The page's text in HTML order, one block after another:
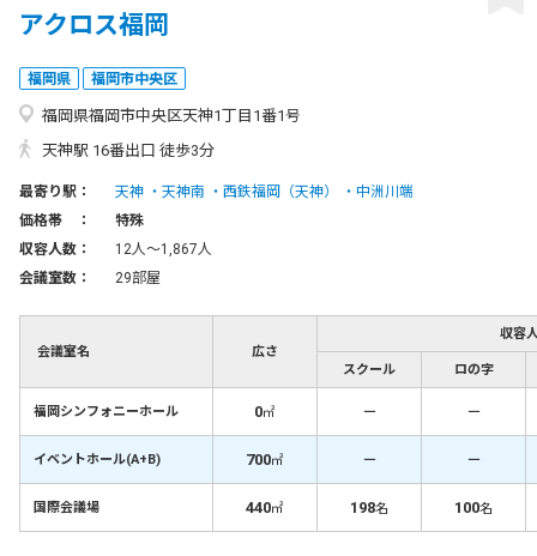
アクロス福岡
福岡県 福岡市中央区
福岡県福岡市中央区天神1丁目1番1号
天神駅 16番出口 徒歩3分
最寄り駅： 天神 天神南 西鉄福岡（天神）
中洲川端
価格帯 ：
特殊
収容人数：
12人〜1,867人
会議室数：
29部屋
会議室名 広さ
収容
スクール ロの字
福岡シンフォニーホール 0㎡ － －
イベントホール(A+B) 700㎡ － －
国際会議場 440㎡ 198名 100名